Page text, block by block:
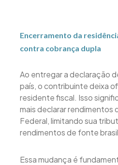
Encerramento da
contra cobrança dupla
Ao entregar a declaração
país, o contribuinte deixa
residente fiscal. Isso
mais declarar rendimentos
Federal, limitando sua
rendimentos de fonte
Essa mudança é